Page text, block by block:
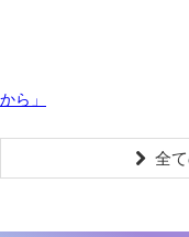
から」
全